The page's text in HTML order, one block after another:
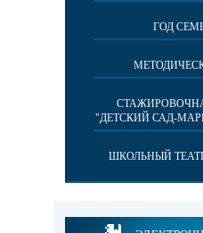
ГОД
"ДЕТСКИЙ САД-
ШКОЛЬНЫЙ